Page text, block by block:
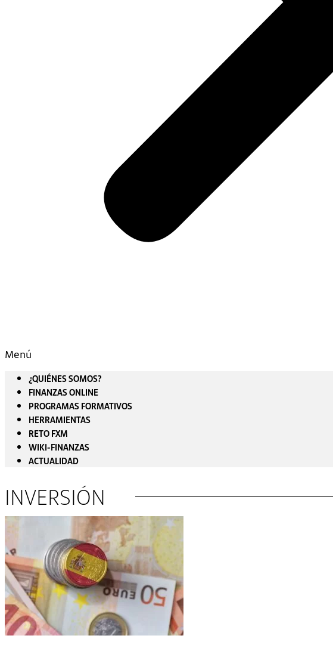
Menú
¿QUIÉNES SOMOS?
FINANZAS ONLINE
PROGRAMAS FORMATIVOS
HERRAMIENTAS
RETO FXM
WIKI-FINANZAS
ACTUALIDAD
INVERSIÓN